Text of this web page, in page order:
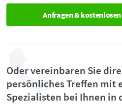
Oder vereinbaren Sie
persönliches Treffen mit
Spezialisten bei Ihnen in